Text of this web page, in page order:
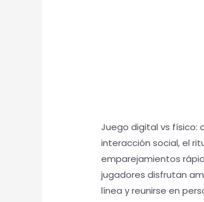
Juego digital vs físico:
interacción social, el
emparejamientos
jugadores disfrutan
línea y reunirse en